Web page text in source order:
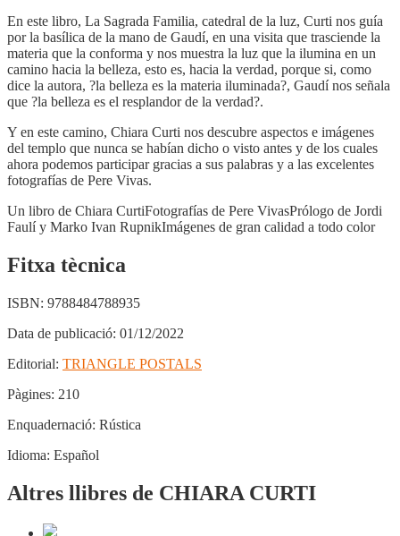
En este libro, La Sagrada Familia, catedral de la luz, Curti nos guía
por la basílica de la mano de Gaudí, en una visita que trasciende la
materia que la conforma y nos muestra la luz que la ilumina en un
camino hacia la belleza, esto es, hacia la verdad, porque si, como
dice la autora, ?la belleza es la materia iluminada?, Gaudí nos señala
que ?la belleza es el resplandor de la verdad?.
Y en este camino, Chiara Curti nos descubre aspectos e imágenes
del templo que nunca se habían dicho o visto antes y de los cuales
ahora podemos participar gracias a sus palabras y a las excelentes
fotografías de Pere Vivas.
Un libro de Chiara CurtiFotografías de Pere VivasPrólogo de Jordi
Faulí y Marko Ivan RupnikImágenes de gran calidad a todo color
Fitxa tècnica
ISBN: 9788484788935
Data de publicació: 01/12/2022
Editorial: TRIANGLE POSTALS
Pàgines: 210
Enquadernació: Rústica
Idioma: Español
Altres llibres de CHIARA CURTI